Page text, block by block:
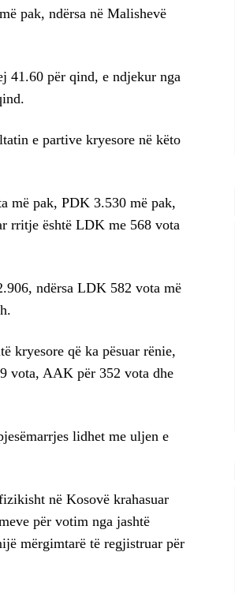
pak, ndërsa në Malishevë
41.60 për qind, e ndjekur nga
e partive kryesore në këto
më pak, PDK 3.530 më pak,
rritje është LDK me 568 vota
ndërsa LDK 582 vota më
kryesore që ka pësuar rënie,
vota, AAK për 352 vota dhe
lidhet me uljen e
në Kosovë krahasuar
për votim nga jashtë
mërgimtarë të regjistruar për